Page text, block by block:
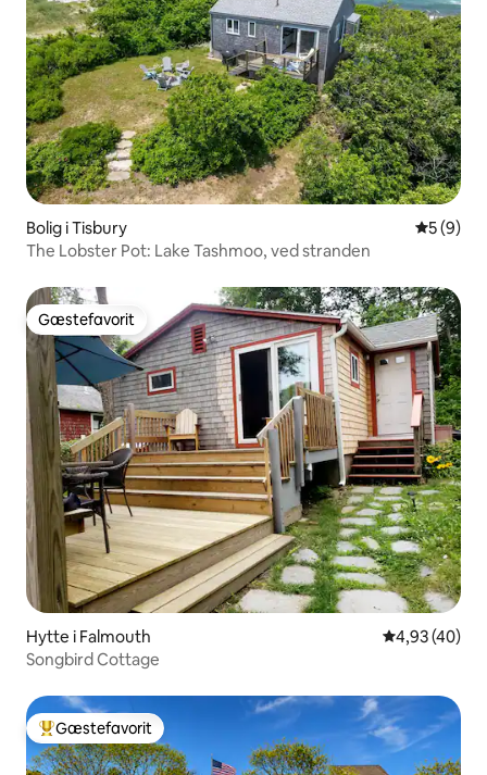
Bolig i Tisbury 5 ud af 5
5 (9)
The Lobster Pot: Lake Tashmoo, ved stranden
Gæstefavorit
Gæstefavorit
Hytte i Falmouth 4,93 ud af 5 i
4,93 (40)
Songbird Cottage
Bedste gæstefavorit
Gæstefavorit